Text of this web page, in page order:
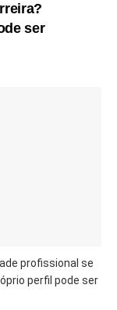
ser
profissional se
perfil pode ser